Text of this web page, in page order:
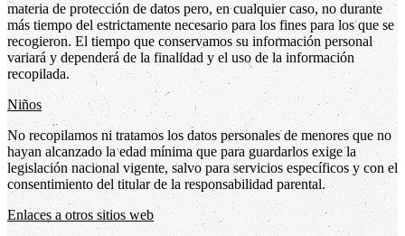
materia de protección de datos pero, en cualquier caso, no durante
más tiempo del estrictamente necesario para los fines para los que se
recogieron. El tiempo que conservamos su información personal
variará y dependerá de la finalidad y el uso de la información
recopilada.
Niños
No recopilamos ni tratamos los datos personales de menores que no
hayan alcanzado la edad mínima que para guardarlos exige la
legislación nacional vigente, salvo para servicios específicos y con el
consentimiento del titular de la responsabilidad parental.
Enlaces a otros sitios web